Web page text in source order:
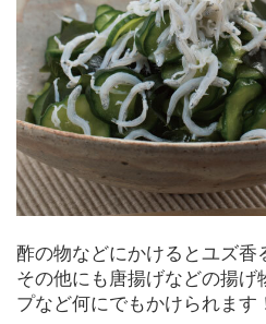
酢の物などにかけるとユズ香
その他にも唐揚げなどの揚げ
プなど何にでもかけられます